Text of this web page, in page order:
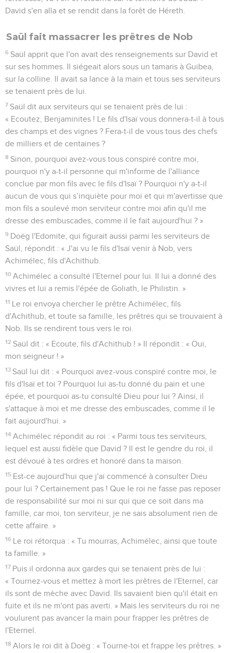
David s'en alla et se rendit dans la forêt de Héreth.
Saül fait massacrer les prêtres de Nob
6 Saül apprit que l'on avait des renseignements sur David et
sur ses hommes. Il siégeait alors sous un tamaris à Guibea,
sur la colline. Il avait sa lance à la main et tous ses serviteurs
se tenaient près de lui.
7 Saül dit aux serviteurs qui se tenaient près de lui :
« Ecoutez, Benjaminites ! Le fils d'Isaï vous donnera-t-il à tous
des champs et des vignes ? Fera-t-il de vous tous des chefs
de milliers et de centaines ?
8 Sinon, pourquoi avez-vous tous conspiré contre moi,
pourquoi n'y a-t-il personne qui m'informe de l'alliance
conclue par mon fils avec le fils d'Isaï ? Pourquoi n'y a-t-il
aucun de vous qui s’inquiète pour moi et qui m'avertisse que
mon fils a soulevé mon serviteur contre moi afin qu'il me
dresse des embuscades, comme il le fait aujourd'hui ? »
9 Doëg l'Edomite, qui figurait aussi parmi les serviteurs de
Saül, répondit : « J'ai vu le fils d'Isaï venir à Nob, vers
Achimélec, fils d'Achithub.
10 Achimélec a consulté l'Eternel pour lui. Il lui a donné des
vivres et lui a remis l'épée de Goliath, le Philistin. »
11 Le roi envoya chercher le prêtre Achimélec, fils
d'Achithub, et toute sa famille, les prêtres qui se trouvaient à
Nob. Ils se rendirent tous vers le roi.
12 Saül dit : « Ecoute, fils d'Achithub ! » Il répondit : « Oui,
mon seigneur ! »
13 Saül lui dit : « Pourquoi avez-vous conspiré contre moi, le
fils d'Isaï et toi ? Pourquoi lui as-tu donné du pain et une
épée, et pourquoi as-tu consulté Dieu pour lui ? Ainsi, il
s'attaque à moi et me dresse des embuscades, comme il le
fait aujourd'hui. »
14 Achimélec répondit au roi : « Parmi tous tes serviteurs,
lequel est aussi fidèle que David ? Il est le gendre du roi, il
est dévoué à tes ordres et honoré dans ta maison.
15 Est-ce aujourd'hui que j'ai commencé à consulter Dieu
pour lui ? Certainement pas ! Que le roi ne fasse pas reposer
de responsabilité sur moi ni sur qui que ce soit dans ma
famille, car moi, ton serviteur, je ne sais absolument rien de
cette affaire. »
16 Le roi rétorqua : « Tu mourras, Achimélec, ainsi que toute
ta famille. »
17 Puis il ordonna aux gardes qui se tenaient près de lui :
« Tournez-vous et mettez à mort les prêtres de l'Eternel, car
ils sont de mèche avec David. Ils savaient bien qu'il était en
fuite et ils ne m'ont pas averti. » Mais les serviteurs du roi ne
voulurent pas avancer la main pour frapper les prêtres de
l'Eternel.
18 Alors le roi dit à Doëg : « Tourne-toi et frappe les prêtres. »